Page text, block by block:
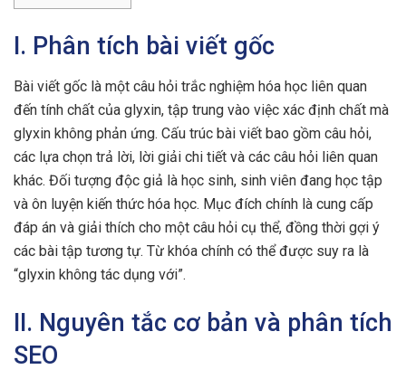
I. Phân tích bài viết gốc
Bài viết gốc là một câu hỏi trắc nghiệm hóa học liên quan
đến tính chất của glyxin, tập trung vào việc xác định chất mà
glyxin không phản ứng. Cấu trúc bài viết bao gồm câu hỏi,
các lựa chọn trả lời, lời giải chi tiết và các câu hỏi liên quan
khác. Đối tượng độc giả là học sinh, sinh viên đang học tập
và ôn luyện kiến thức hóa học. Mục đích chính là cung cấp
đáp án và giải thích cho một câu hỏi cụ thể, đồng thời gợi ý
các bài tập tương tự. Từ khóa chính có thể được suy ra là
“glyxin không tác dụng với”.
II. Nguyên tắc cơ bản và phân tích
SEO